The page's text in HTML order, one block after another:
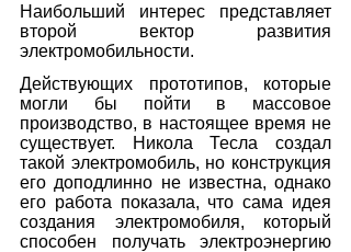
Наибольший интерес представляет
второй вектор развития
электромобильности.
Действующих прототипов, которые
могли бы пойти в массовое
производство, в настоящее время не
существует. Никола Тесла создал
такой электромобиль, но конструкция
его доподлинно не известна, однако
его работа показала, что сама идея
создания электромобиля, который
способен получать электроэнергию